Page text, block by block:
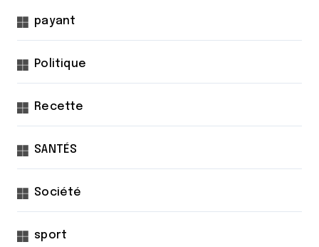
payant
Politique
Recette
SANTÉS
Société
sport